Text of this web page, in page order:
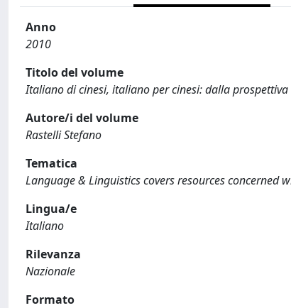
Anno
2010
Titolo del volume
Italiano di cinesi, italiano per cinesi: dalla
Autore/i del volume
Rastelli Stefano
Tematica
Language & Linguistics covers resources concerned
Lingua/e
Italiano
Rilevanza
Nazionale
Formato